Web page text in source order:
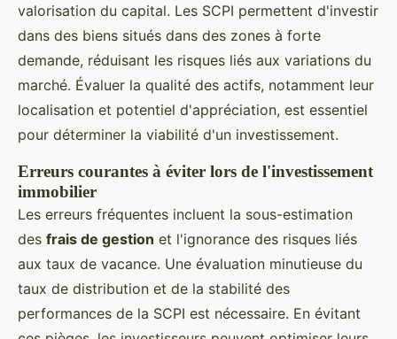
valorisation du capital. Les SCPI permettent d'investir
dans des biens situés dans des zones à forte
demande, réduisant les risques liés aux variations du
marché. Évaluer la qualité des actifs, notamment leur
localisation et potentiel d'appréciation, est essentiel
pour déterminer la viabilité d'un investissement.
Erreurs courantes à éviter lors de l'investissement
immobilier
Les erreurs fréquentes incluent la sous-estimation
des frais de gestion et l'ignorance des risques liés
aux taux de vacance. Une évaluation minutieuse du
taux de distribution et de la stabilité des
performances de la SCPI est nécessaire. En évitant